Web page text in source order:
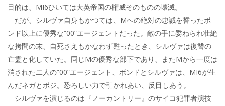
目的は、MI6ひいては大英帝国の権威そのものの壊滅。
だが、シルヴァ自身もかつては、Mへの絶対の忠誠を誓ったボ
ンド以上に優秀な“00”エージェントだった。敵の手に委ねられ壮絶
な拷問の末、自死さえもかなわず甦ったとき、シルヴァは復讐の
亡霊と化していた。同じMの優秀な部下であり、またMから一度は
消された二人の”00”エージェント、ボンドとシルヴァは、MI6が生
んだネガとポジ。恐ろしい力で引かれあい、反目しあう。
シルヴァを演じるのは『ノーカントリー』のサイコ犯罪者演技